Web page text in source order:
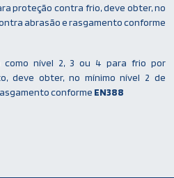
proteção contra frio, deve obter, no
abrasão e rasgamento conforme
como nível 2, 3 ou 4 para frio por
deve obter, no mínimo nível 2 de
conforme EN388